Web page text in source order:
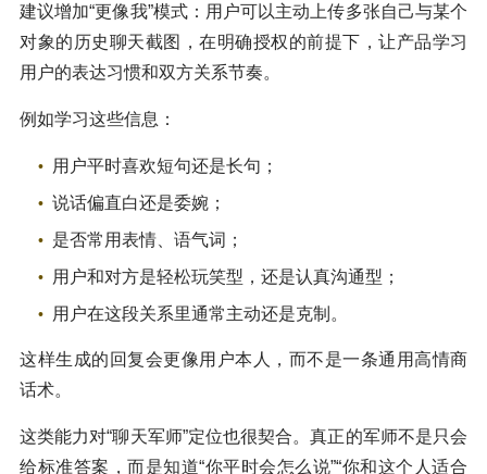
建议增加“更像我”模式：用户可以主动上传多张自己与某个
对象的历史聊天截图，在明确授权的前提下，让产品学习
用户的表达习惯和双方关系节奏。
例如学习这些信息：
用户平时喜欢短句还是长句；
说话偏直白还是委婉；
是否常用表情、语气词；
用户和对方是轻松玩笑型，还是认真沟通型；
用户在这段关系里通常主动还是克制。
这样生成的回复会更像用户本人，而不是一条通用高情商
话术。
这类能力对“聊天军师”定位也很契合。真正的军师不是只会
给标准答案，而是知道“你平时会怎么说”“你和这个人适合